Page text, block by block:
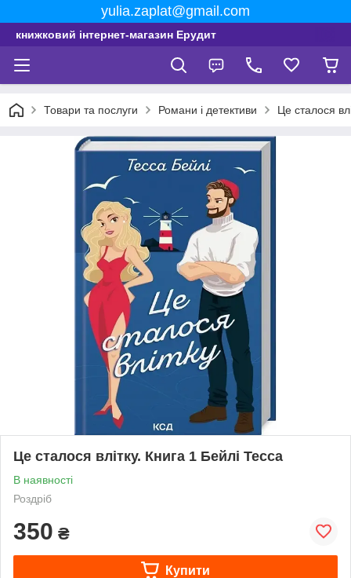
yulia.zaplat@gmail.com
книжковий інтернет-магазин Ерудит
Товари та послуги Романи і детективи Це сталося
Це сталося влітку. Книга 1 Бейлі Тесса
В наявності
Роздріб
350 ₴
Купити